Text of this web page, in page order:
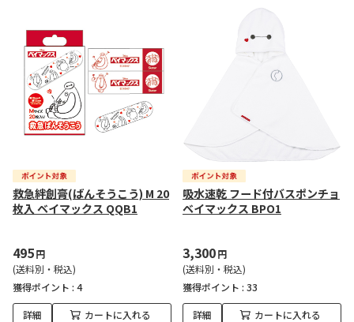
救急絆創膏(ばんそうこう) M 20
枚入 ベイマックス QQB1
495円
(送料別・税込)
獲得ポイント : 4
詳細 カートに入れる
吸水速乾 フード付バスポンチョ
ベイマックス BPO1
3,300円
(送料別・税込)
獲得ポイント : 33
詳細 カートに入れる